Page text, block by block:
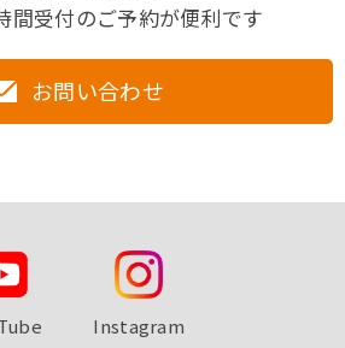
間受付のご予約が便利です
お問い合わせ
Instagram